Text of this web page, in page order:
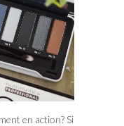
en action? Si